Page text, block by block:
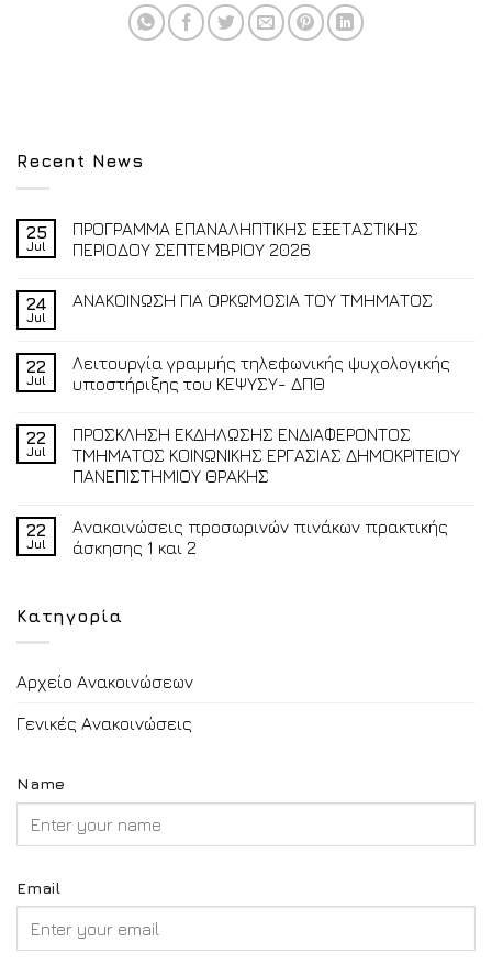
Recent News
25
Jul
ΠΡΟΓΡΑΜΜΑ ΕΠΑΝΑΛΗΠΤΙΚΗΣ ΕΞΕΤΑΣΤΙΚΗΣ
ΠΕΡΙΟΔΟΥ ΣΕΠΤΕΜΒΡΙΟΥ 2026
24
Jul
ΑΝΑΚΟΙΝΩΣΗ ΓΙΑ ΟΡΚΩΜΟΣΙΑ ΤΟΥ ΤΜΗΜΑΤΟΣ
22
Jul
Λειτουργία γραμμής τηλεφωνικής ψυχολογικής
υποστήριξης του ΚΕΨΥΣΥ- ΔΠΘ
22
Jul
ΠΡΟΣΚΛΗΣΗ ΕΚΔΗΛΩΣΗΣ ΕΝΔΙΑΦΕΡΟΝΤΟΣ
ΤΜΗΜΑΤΟΣ ΚΟΙΝΩΝΙΚΗΣ ΕΡΓΑΣΙΑΣ ΔΗΜΟΚΡΙΤΕΙΟΥ
ΠΑΝΕΠΙΣΤΗΜΙΟΥ ΘΡΑΚΗΣ
22
Jul
Ανακοινώσεις προσωρινών πινάκων πρακτικής
άσκησης 1 και 2
Κατηγορία
Αρχείο Ανακοινώσεων
Γενικές Ανακοινώσεις
Name
Email